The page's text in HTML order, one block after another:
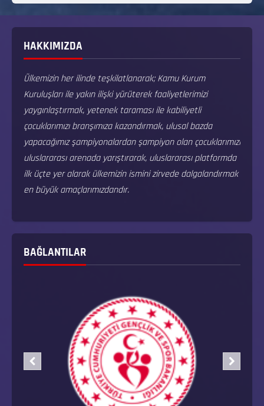
HAKKIMIZDA
Ülkemizin her ilinde teşkilatlanarak; Kamu Kurum
Kuruluşları ile yakın ilişki yürüterek faaliyetlerimizi
yaygınlaştırmak, yetenek taraması ile kabiliyetli
çocuklarımızı branşımıza kazandırmak, ulusal bazda
yapacağımız şampiyonalardan şampiyon olan çocuklarımızı
uluslararası arenada yarıştırarak, uluslararası platformda
ilk üçte yer alarak ülkemizin ismini zirvede dalgalandırmak
en büyük amaçlarımızdandır.
BAĞLANTILAR